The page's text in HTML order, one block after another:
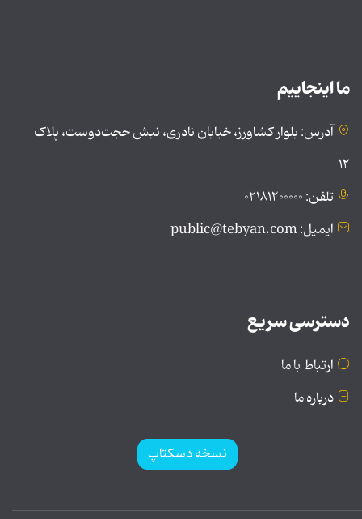
ما اینجاییم
آدرس: بلوار کشاورز، خیابان نادری، نبش حجت‌دوست، پلاک
۱۲
تلفن: ۰۲۱۸۱۲۰۰۰۰۰
ایمیل: public@tebyan.com
دسترسی سریع
ارتباط با ما
درباره ما
نسخه دسکتاپ